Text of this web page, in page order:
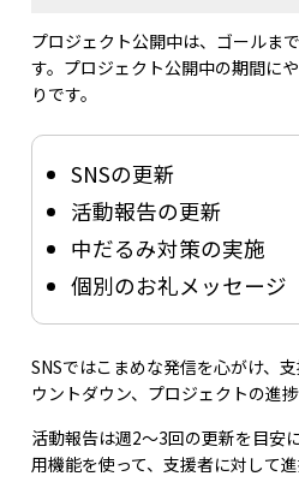
プロジェクト公開中は、ゴールま
す。プロジェクト公開中の期間に
りです。
SNSの更新
活動報告の更新
中だるみ対策の実施
個別のお礼メッセージ
SNSではこまめな発信を心がけ、
ウントダウン、プロジェクトの進
活動報告は週2〜3回の更新を目安
用機能を使って、支援者に対して